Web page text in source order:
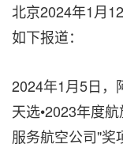
北京2024年1月
如下报道：
2024年1月5日，
天选•2023年度
服务航空公司"奖